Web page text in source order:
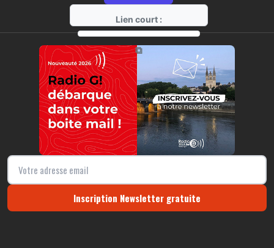
Lien court :
https://radio-g.fr?r532
⧉
Inscription Newsletter gratuite